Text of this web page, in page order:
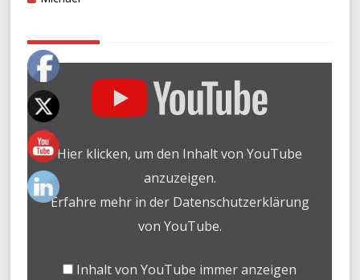
„DIE
"TASCHENSPIELERTRICKS"
DER
GROSSEN L
ADEINFRASTRUKTURBETREIBER! ?
???“ V
ON Y
OUTUBE A
NZEIGEN
Hier klicken, um den Inhalt von YouTube
anzuzeigen.
Erfahre mehr in der Datenschutzerklärung
von YouTube.
Inhalt von YouTube immer anzeigen